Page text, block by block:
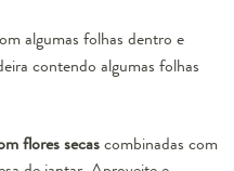
algumas folhas dentro e
contendo algumas folhas
flores secascombinadas com